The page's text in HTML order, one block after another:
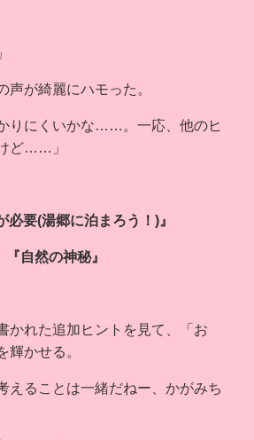
が綺麗にハモった。
りにくいかな……。一応、他のヒ
ど……」
必要(湯郷に泊まろう！)』
『自然の神秘』
かれた追加ヒントを見て、「お
輝かせる。
えることは一緒だねー、かがみち